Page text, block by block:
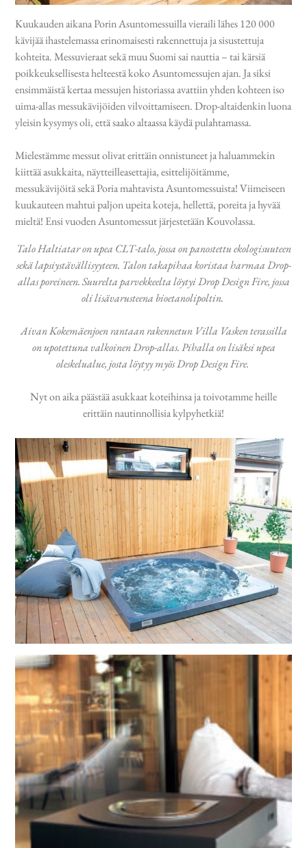
Kuukauden aikana Porin Asuntomessuilla vieraili lähes 120 000
kävijää ihastelemassa erinomaisesti rakennettuja ja sisustettuja
kohteita. Messuvieraat sekä muu Suomi sai nauttia – tai kärsiä
poikkeuksellisesta helteestä koko Asuntomessujen ajan. Ja siksi
ensimmäistä kertaa messujen historiassa avattiin yhden kohteen iso
uima-allas messukävijöiden vilvoittamiseen. Drop-altaidenkin luona
yleisin kysymys oli, että saako altaassa käydä pulahtamassa.
Mielestämme messut olivat erittäin onnistuneet ja haluammekin
kiittää asukkaita, näytteilleasettajia, esittelijöitämme,
messukävijöitä sekä Poria mahtavista Asuntomessuista! Viimeiseen
kuukauteen mahtui paljon upeita koteja, hellettä, poreita ja hyvää
mieltä! Ensi vuoden Asuntomessut järjestetään Kouvolassa.
Talo Haltiatar on upea CLT-talo, jossa on panostettu ekologisuuteen
sekä lapsiystävällisyyteen. Talon takapihaa koristaa harmaa Drop-
allas poreineen. Suurelta parvekkeelta löytyi Drop Design Fire, jossa
oli lisävarusteena bioetanolipoltin.
Aivan Kokemäenjoen rantaan rakennetun Villa Vasken terassilla
on upotettuna valkoinen Drop-allas. Pihalla on lisäksi upea
oleskelualue, josta löytyy myös Drop Design Fire.
Nyt on aika päästää asukkaat koteihinsa ja toivotamme heille
erittäin nautinnollisia kylpyhetkiä!